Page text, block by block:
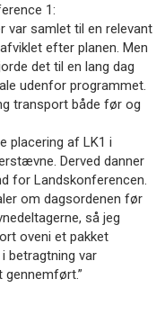
1:
var samlet til en relevant
efter planen. Men
det til en lang dag
udenfor programmet.
transport både før og
placering af LK1 i
Derved danner
for Landskonferencen.
om dagsordenen før
så jeg
oveni et pakket
betragtning var